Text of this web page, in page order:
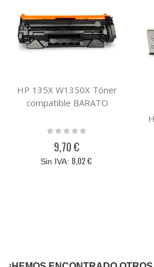
HP 135X W1350X Tóner
compatible BARATO
Rating:
9,70 €
8,02 €